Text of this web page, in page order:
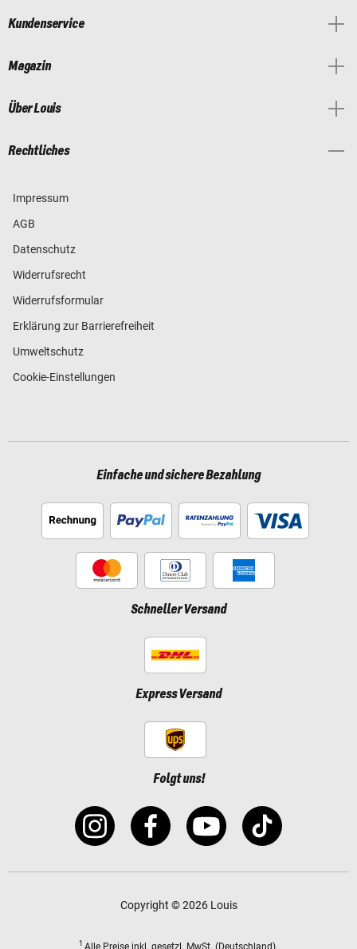
Kundenservice
Magazin
Über Louis
Rechtliches
Impressum
AGB
Datenschutz
Widerrufsrecht
Widerrufsformular
Erklärung zur Barrierefreiheit
Umweltschutz
Cookie-Einstellungen
Einfache und sichere Bezahlung
Schneller Versand
Express Versand
Folgt uns!
Copyright © 2026 Louis
1 Alle Preise inkl. gesetzl. MwSt. (Deutschland).